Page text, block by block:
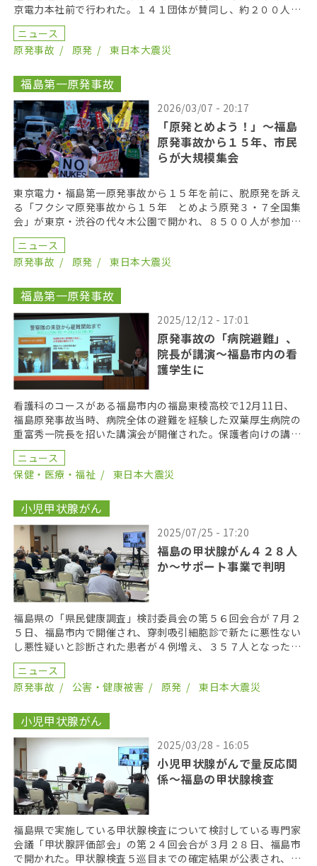
京電力本社前で行われた。１４１団体が賛同し、約２００人が
参加して声を上げた。 呼びかけたのは、脱原発を掲げる […]
ニュース
原発事故
原発 東日本大震災
福島第一原発事故
2026/03/07 - 20:17
「原発とめよう！」〜福島
原発事故から１５年、市民
らが大規模集会
東京電力・福島第一原発事故から１５年を前に、脱原発を訴え
る「フクシマ原発事故から１５年 とめよう原発３・７全国集
会」が東京・渋谷の代々木公園で開かれ、８５００人が参加し
た。 集会は、「さようなら原発１０００万人アクション […]
ニュース
原発事故
原発 東日本大震災
福島第一原発事故
2025/12/12 - 17:01
原発事故の「病院避難」、
院長が講演～福島市内の看
護学生に
看護科のコースがある福島市内の福島東稜高校で12月11日、
福島原発事故当時、病院全体の避難を経験した双葉厚生病院の
重富秀一院長を招いた講演会が開催された。保護者向けの講演
会だったが、看護科の生徒も参加。15年前に起きた病 […]
ニュース
保健・医療・福祉
東日本大震災
小児甲状腺がん
2025/07/25 - 17:20
福島の甲状腺がん４２８人
か〜サポート事業で判明
福島県の「県民健康調査」検討委員会の第５６回会合が７月２
５日、福島市内で開催され、穿刺吸引細胞診で新たに悪性ない
し悪性疑いと診断された患者が４例増え、３５７人となった。
２０１９年までにがん登録で把握された集計外の患者４７ […]
ニュース
原発事故
公害・健康被害 原発 東日本大震災
小児甲状腺がん
2025/03/28 - 16:05
小児甲状腺がんで量反応関
係〜福島の甲状腺検査
福島県で実施している甲状腺検査について検討している専門家
会議「甲状腺評価部会」の第２４回会合が３月２８日、福島市
で開かれた。甲状腺検査５巡目までの確定結果が公表され、部